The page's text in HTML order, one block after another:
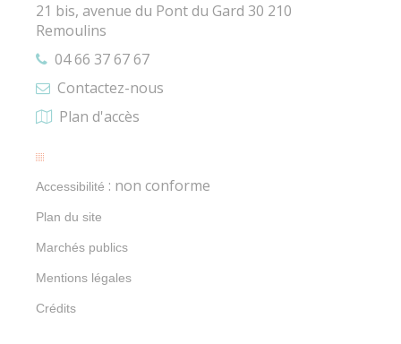
21 bis, avenue du Pont du Gard 30 210
Remoulins
04 66 37 67 67
Contactez-nous
Plan d'accès
Accessibilité : non conforme
Plan du site
Marchés publics
Mentions légales
Crédits